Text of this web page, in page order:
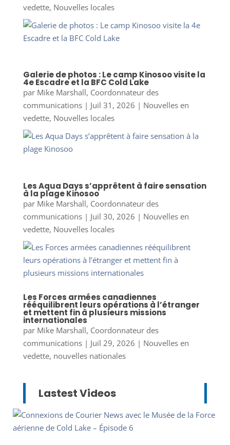
vedette, Nouvelles locales
Galerie de photos : Le camp Kinosoo visite la
4e Escadre et la BFC Cold Lake
par Mike Marshall, Coordonnateur des
communications| Juil 31, 2026 | Nouvelles en
vedette, Nouvelles locales
Les Aqua Days s’apprêtent à faire sensation
à la plage Kinosoo
par Mike Marshall, Coordonnateur des
communications| Juil 30, 2026 | Nouvelles en
vedette, Nouvelles locales
Les Forces armées canadiennes
rééquilibrent leurs opérations à l’étranger
et mettent fin à plusieurs missions
internationales
par Mike Marshall, Coordonnateur des
communications| Juil 29, 2026 | Nouvelles en
vedette, nouvelles nationales
Lastest Videos